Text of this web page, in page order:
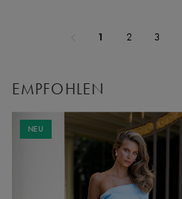
1 2 3
EMPFOHLEN
NEU